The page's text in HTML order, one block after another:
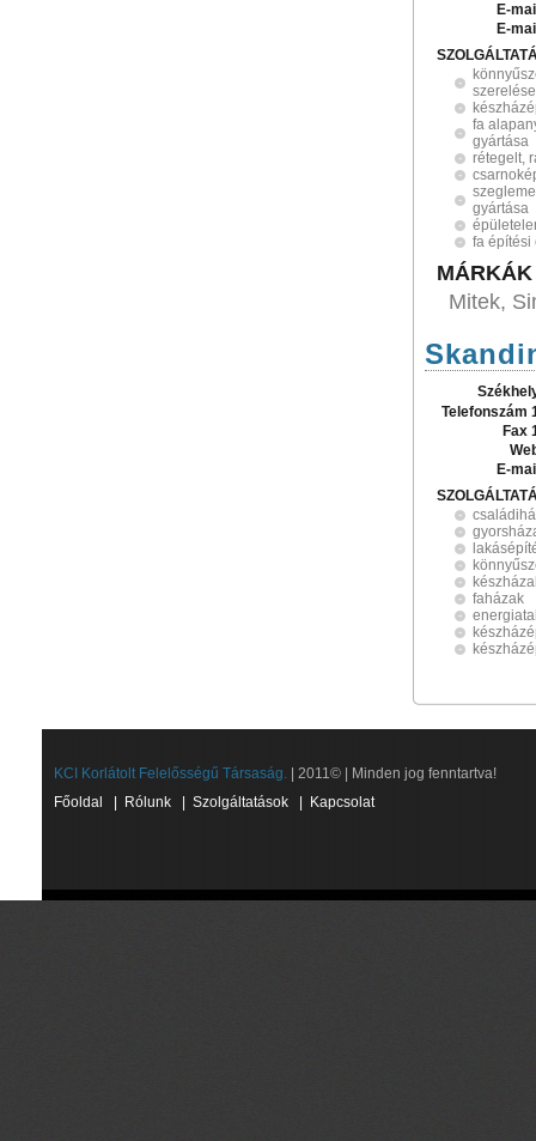
E-
E-
fa
gyártása
rétegelt,
gyártása
fa építési
MÁRKÁK
Mitek,
Telefonszám
Fax
E-
faházak
KCI Korlátolt Felelősségű Társaság. | 2011© | Minden jog fenntartva!
Főoldal
Rólunk Szolgáltatások Kapcsolat